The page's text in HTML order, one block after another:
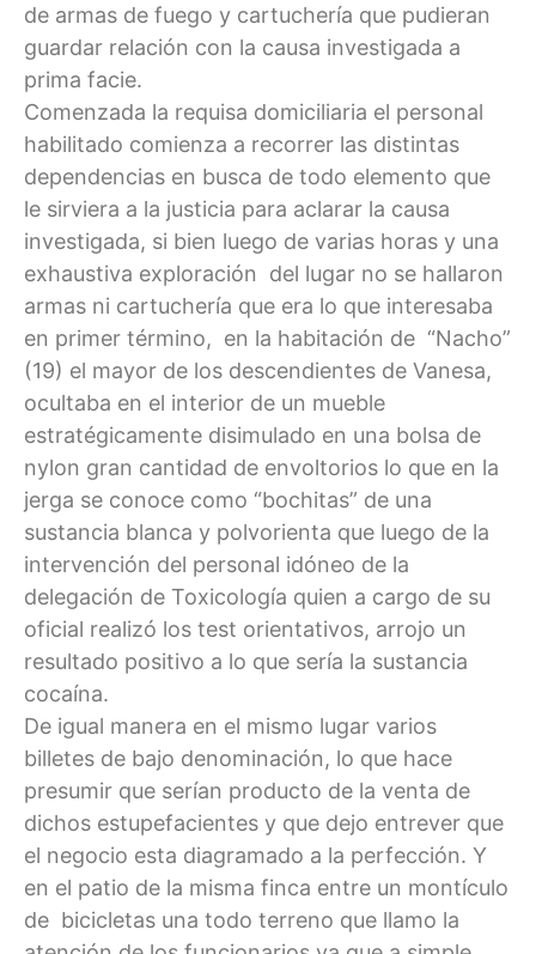
de armas de fuego y cartuchería que pudieran
guardar relación con la causa investigada a
prima facie.
Comenzada la requisa domiciliaria el personal
habilitado comienza a recorrer las distintas
dependencias en busca de todo elemento que
le sirviera a la justicia para aclarar la causa
investigada, si bien luego de varias horas y una
exhaustiva exploración del lugar no se hallaron
armas ni cartuchería que era lo que interesaba
en primer término, en la habitación de “Nacho”
(19) el mayor de los descendientes de Vanesa,
ocultaba en el interior de un mueble
estratégicamente disimulado en una bolsa de
nylon gran cantidad de envoltorios lo que en la
jerga se conoce como “bochitas” de una
sustancia blanca y polvorienta que luego de la
intervención del personal idóneo de la
delegación de Toxicología quien a cargo de su
oficial realizó los test orientativos, arrojo un
resultado positivo a lo que sería la sustancia
cocaína.
De igual manera en el mismo lugar varios
billetes de bajo denominación, lo que hace
presumir que serían producto de la venta de
dichos estupefacientes y que dejo entrever que
el negocio esta diagramado a la perfección. Y
en el patio de la misma finca entre un montículo
de bicicletas una todo terreno que llamo la